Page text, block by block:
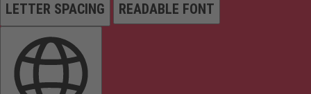
LETTER SPACING READABLE FONT